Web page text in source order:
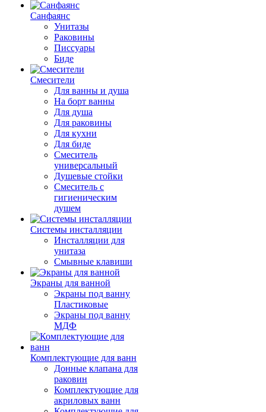
Санфаянс
Унитазы
Раковины
Писсуары
Биде
Смесители
Для ванны и душа
На борт ванны
Для душа
Для раковины
Для кухни
Для биде
Смеситель
универсальный
Душевые стойки
Смеситель с
гигиеническим
душем
Системы инсталляции
Инсталляции для
унитаза
Смывные клавиши
Экраны для ванной
Экраны под ванну
Пластиковые
Экраны под ванну
МДФ
Комплектующие для ванн
Донные клапана для
раковин
Комплектующие для
акриловых ванн